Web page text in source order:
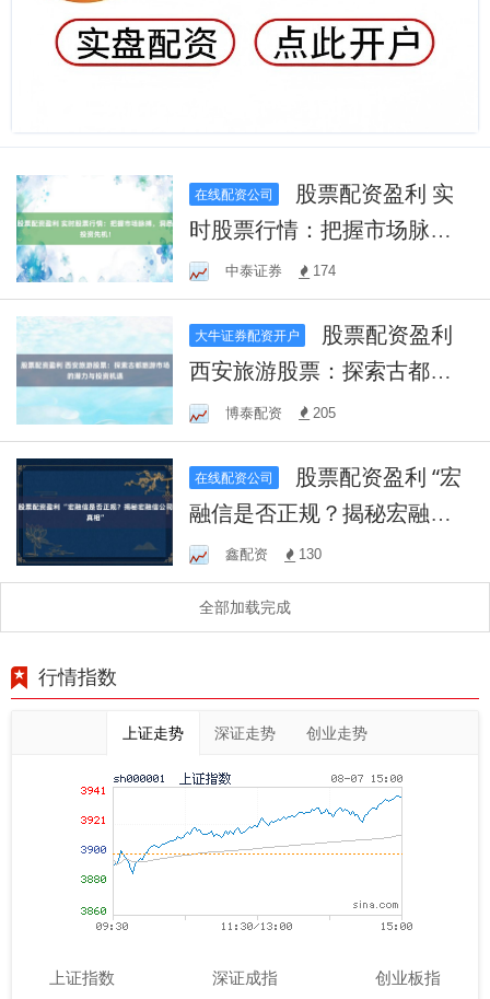
在线配资公司
时股票行情：把握市场脉
搏，洞悉投资先机！
中泰证券 174
大牛证券配资开户
西安旅游股票：探索古都旅
游市场的潜力与投资机遇
博泰配资 205
在线配资公司
融信是否正规？揭秘宏融信
公司真相”
鑫配资 130
全部加载完成
行情指数
上证走势 深证走势 创业走势
上证指数 深证成指 创业板指